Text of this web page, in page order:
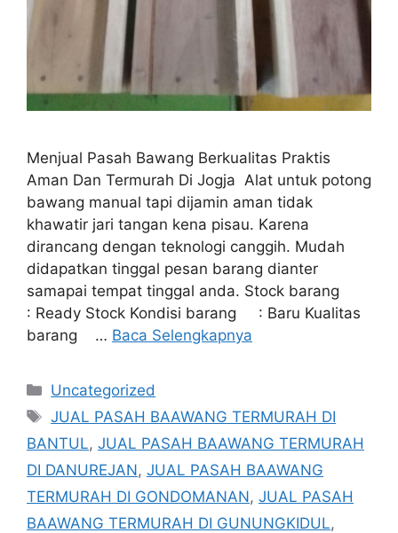
Menjual Pasah Bawang Berkualitas Praktis
Aman Dan Termurah Di Jogja Alat untuk potong
bawang manual tapi dijamin aman tidak
khawatir jari tangan kena pisau. Karena
dirancang dengan teknologi canggih. Mudah
didapatkan tinggal pesan barang dianter
samapai tempat tinggal anda. Stock barang
: Ready Stock Kondisi barang : Baru Kualitas
barang … Baca Selengkapnya
Kategori
Uncategorized
Tag
JUAL PASAH BAAWANG TERMURAH DI
BANTUL, JUAL PASAH BAAWANG TERMURAH
DI DANUREJAN, JUAL PASAH BAAWANG
TERMURAH DI GONDOMANAN, JUAL PASAH
BAAWANG TERMURAH DI GUNUNGKIDUL,